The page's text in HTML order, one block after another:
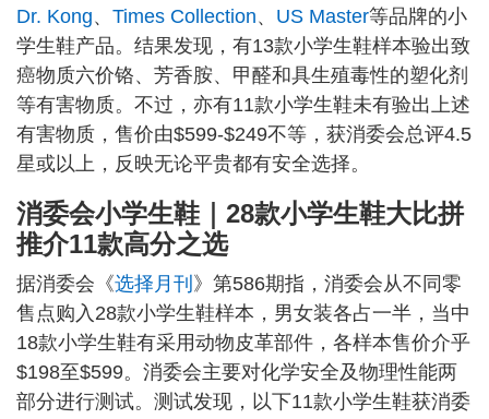
Dr. Kong、 Times Collection、 US Master等品牌的小
学生鞋产品。结果发现，有13款小学生鞋样本验出致
癌物质六价铬、芳香胺、甲醛和具生殖毒性的塑化剂
等有害物质。不过，亦有11款小学生鞋未有验出上述
有害物质，售价由$599-$249不等，获消委会总评4.5
星或以上，反映无论平贵都有安全选择。
消委会小学生鞋｜28款小学生鞋大比拼
推介11款高分之选
据消委会《选择月刊 》第586期指，消委会从不同零
售点购入28款小学生鞋样本，男女装各占一半，当中
18款小学生鞋有采用动物皮革部件，各样本售价介乎
$198至$599。消委会主要对化学安全及物理性能两
部分进行测试。测试发现，以下11款小学生鞋获消委